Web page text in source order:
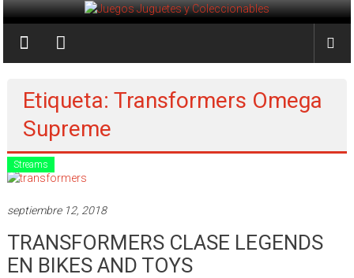
Saltar
al
contenido
Juegos
Juguetes
Coleccionables
Noticias
y
para
Etiqueta: Transformers Omega
Supreme
Streams
septiembre 12, 2018
TRANSFORMERS CLASE LEGENDS
EN BIKES AND TOYS